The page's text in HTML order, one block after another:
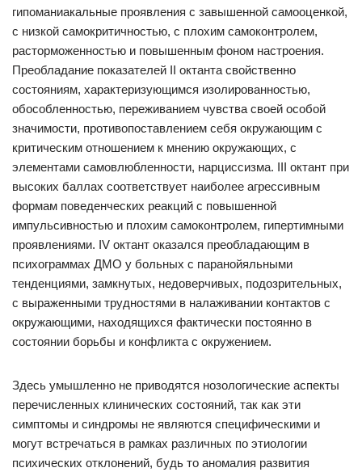
гипоманиакальные проявления с завышенной самооценкой,
с низкой самокритичностью, с плохим самоконтролем,
расторможенностью и повышенным фоном настроения.
Преобладание показателей II октанта свойственно
состояниям, характеризующимся изолированностью,
обособленностью, переживанием чувства своей особой
значимости, противопоставлением себя окружающим с
критическим отношением к мнению окружающих, с
элементами самовлюбленности, нарциссизма. III октант при
высоких баллах соответствует наиболее агрессивным
формам поведенческих реакций с повышенной
импульсивностью и плохим самоконтролем, гипертимными
проявлениями. IV октант оказался преобладающим в
психограммах ДМО у больных с паранойяльными
тенденциями, замкнутых, недоверчивых, подозрительных,
с выраженными трудностями в налаживании контактов с
окружающими, находящихся фактически постоянно в
состоянии борьбы и конфликта с окружением.
Здесь умышленно не приводятся нозологические аспекты
перечисленных клинических состояний, так как эти
симптомы и синдромы не являются специфическими и
могут встречаться в рамках различных по этиологии
психических отклонений, будь то аномалия развития